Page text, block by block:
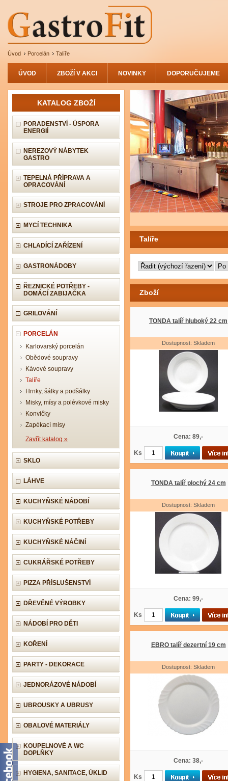
Úvod Porcelán Talíře
ÚVOD ZBOŽÍ V AKCI NOVINKY DOPORUČUJEME
KATALOG ZBOŽÍ
PORADENSTVÍ - ÚSPORA
ENERGIÍ
NEREZOVÝ NÁBYTEK
GASTRO
TEPELNÁ PŘÍPRAVA A
OPRACOVÁNÍ
STROJE PRO ZPRACOVÁNÍ
MYCÍ TECHNIKA
CHLADÍCÍ ZAŘÍZENÍ
GASTRONÁDOBY
ŘEZNICKÉ POTŘEBY -
DOMÁCÍ ZABIJAČKA
GRILOVÁNÍ
PORCELÁN
Karlovarský porcelán
Obědové soupravy
Kávové soupravy
Talíře
Hrnky, šálky a podšálky
Misky, mísy a polévkové misky
Konvičky
Zapékací mísy
Zavřít katalog »
SKLO
LÁHVE
KUCHYŇSKÉ NÁDOBÍ
KUCHYŇSKÉ POTŘEBY
KUCHYŇSKÉ NÁČINÍ
CUKRÁŘSKÉ POTŘEBY
PIZZA PŘÍSLUŠENSTVÍ
DŘEVĚNÉ VÝROBKY
NÁDOBÍ PRO DĚTI
KOŘENÍ
PARTY - DEKORACE
JEDNORÁZOVÉ NÁDOBÍ
UBROUSKY A UBRUSY
OBALOVÉ MATERIÁLY
KOUPELNOVÉ A WC
DOPLŇKY
HYGIENA, SANITACE, ÚKLID
Talíře
Zboží
TONDA talíř hluboký 22 cm
Dostupnost: Skladem
Cena: 89,-
Ks
TONDA talíř plochý 24 cm
Dostupnost: Skladem
Cena: 99,-
Ks
EBRO talíř dezertní 19 cm
Dostupnost: Skladem
Cena: 38,-
Ks